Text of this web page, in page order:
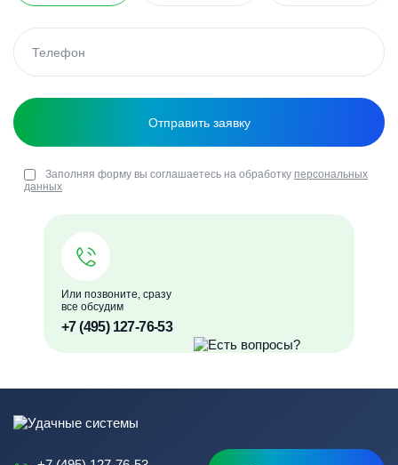
Или позвоните, сразу
все обсудим
+7 (495) 127-76-53
Заполняя форму вы соглашаетесь на обработку персональных
данных